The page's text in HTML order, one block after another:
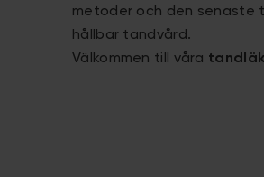
metoder och den senaste
hållbar tandvård.
Välkommen till våra